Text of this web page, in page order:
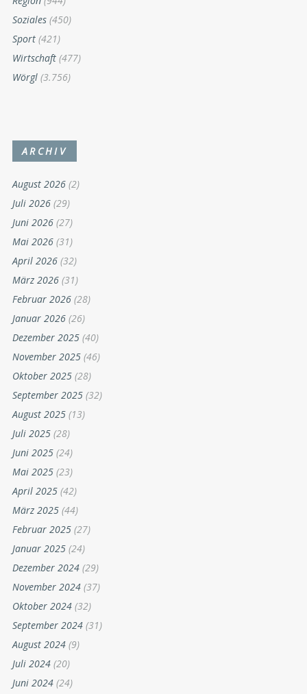
Soziales (450)
Sport (421)
Wirtschaft (477)
Wörgl (3.756)
ARCHIV
August 2026 (2)
Juli 2026 (29)
Juni 2026 (27)
Mai 2026 (31)
April 2026 (32)
März 2026 (31)
Februar 2026 (28)
Januar 2026 (26)
Dezember 2025 (40)
November 2025 (46)
Oktober 2025 (28)
September 2025 (32)
August 2025 (13)
Juli 2025 (28)
Juni 2025 (24)
Mai 2025 (23)
April 2025 (42)
März 2025 (44)
Februar 2025 (27)
Januar 2025 (24)
Dezember 2024 (29)
November 2024 (37)
Oktober 2024 (32)
September 2024 (31)
August 2024 (9)
Juli 2024 (20)
Juni 2024 (24)